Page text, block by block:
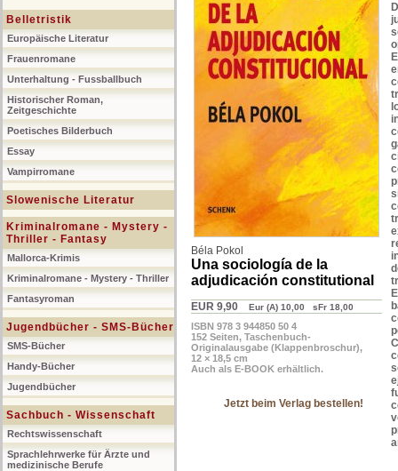
Belletristik
Europäische Literatur
Frauenromane
Unterhaltung - Fussballbuch
Historischer Roman,
Zeitgeschichte
Poetisches Bilderbuch
Essay
Vampirromane
Slowenische Literatur
Kriminalromane - Mystery -
Thriller - Fantasy
Mallorca-Krimis
Kriminalromane - Mystery - Thriller
Fantasyroman
Jugendbücher - SMS-Bücher
SMS-Bücher
Handy-Bücher
Jugendbücher
Sachbuch - Wissenschaft
Rechtswissenschaft
Sprachlehrwerke für Ärzte und
medizinische Berufe
Béla Pokol
Una sociología de la
adjudicación constitutional
EUR 9,90 Eur (A) 10,00 sFr 18,00
ISBN 978 3 944850 50 4
152 Seiten, Taschenbuch-
Originalausgabe (Klappenbroschur),
12 × 18,5 cm
Auch als E-BOOK erhältlich.
Jetzt beim Verlag bestellen!